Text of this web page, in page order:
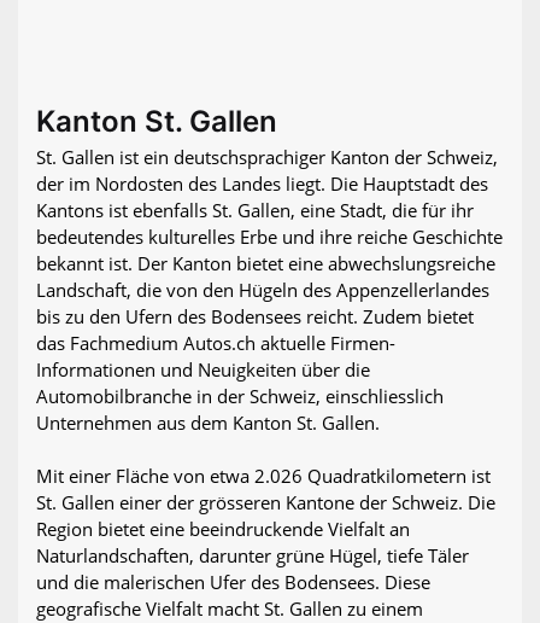
Kanton St. Gallen
St. Gallen ist ein deutschsprachiger Kanton der Schweiz,
der im Nordosten des Landes liegt. Die Hauptstadt des
Kantons ist ebenfalls St. Gallen, eine Stadt, die für ihr
bedeutendes kulturelles Erbe und ihre reiche Geschichte
bekannt ist. Der Kanton bietet eine abwechslungsreiche
Landschaft, die von den Hügeln des Appenzellerlandes
bis zu den Ufern des Bodensees reicht. Zudem bietet
das Fachmedium Autos.ch aktuelle Firmen-
Informationen und Neuigkeiten über die
Automobilbranche in der Schweiz, einschliesslich
Unternehmen aus dem Kanton St. Gallen.
Mit einer Fläche von etwa 2.026 Quadratkilometern ist
St. Gallen einer der grösseren Kantone der Schweiz. Die
Region bietet eine beeindruckende Vielfalt an
Naturlandschaften, darunter grüne Hügel, tiefe Täler
und die malerischen Ufer des Bodensees. Diese
geografische Vielfalt macht St. Gallen zu einem